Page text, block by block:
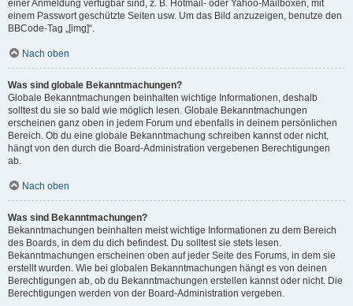
einer Anmeldung verfügbar sind, z. B. Hotmail- oder Yahoo-Mailboxen, mit
einem Passwort geschützte Seiten usw. Um das Bild anzuzeigen, benutze den
BBCode-Tag „[img]“.
Nach oben
Was sind globale Bekanntmachungen?
Globale Bekanntmachungen beinhalten wichtige Informationen, deshalb
solltest du sie so bald wie möglich lesen. Globale Bekanntmachungen
erscheinen ganz oben in jedem Forum und ebenfalls in deinem persönlichen
Bereich. Ob du eine globale Bekanntmachung schreiben kannst oder nicht,
hängt von den durch die Board-Administration vergebenen Berechtigungen
ab.
Nach oben
Was sind Bekanntmachungen?
Bekanntmachungen beinhalten meist wichtige Informationen zu dem Bereich
des Boards, in dem du dich befindest. Du solltest sie stets lesen.
Bekanntmachungen erscheinen oben auf jeder Seite des Forums, in dem sie
erstellt wurden. Wie bei globalen Bekanntmachungen hängt es von deinen
Berechtigungen ab, ob du Bekanntmachungen erstellen kannst oder nicht. Die
Berechtigungen werden von der Board-Administration vergeben.